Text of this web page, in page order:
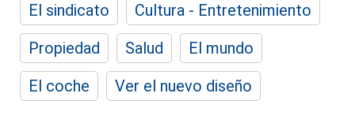
El sindicato
Cultura - Entretenimiento
Propiedad
Salud
El mundo
El coche
Ver el nuevo diseño